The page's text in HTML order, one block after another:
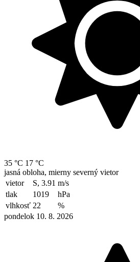
35 °C 17 °C
jasná obloha, mierny severný vietor
vietor
S, 3.91 m/s
tlak
1019
hPa
vlhkosť 22
%
pondelok 10. 8. 2026